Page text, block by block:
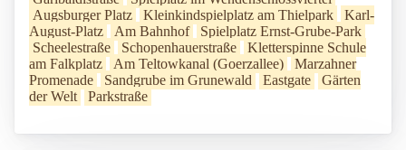
Augsburger Platz
Kleinkindspielplatz am Thielpark
Karl-
August-Platz
Am Bahnhof
Spielplatz Ernst-Grube-Park
Scheelestraße
Schopenhauerstraße
Kletterspinne Schule
am Falkplatz
Am Teltowkanal (Goerzallee)
Marzahner
Promenade
Sandgrube im Grunewald Eastgate
Gärten
der Welt
Parkstraße